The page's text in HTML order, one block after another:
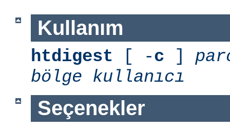
Kullanım
htdigest [ -c ]
bölge
kullanıcı
Seçenekler